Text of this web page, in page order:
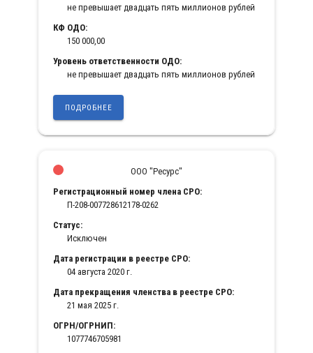
не превышает двадцать пять миллионов рублей
КФ ОДО:
150 000,00
Уровень ответственности ОДО:
не превышает двадцать пять миллионов рублей
ПОДРОБНЕЕ
ООО "Ресурс"
Регистрационный номер члена СРО:
П-208-007728612178-0262
Статус:
Исключен
Дата регистрации в реестре СРО:
04 августа 2020 г.
Дата прекращения членства в реестре СРО:
21 мая 2025 г.
ОГРН/ОГРНИП:
1077746705981